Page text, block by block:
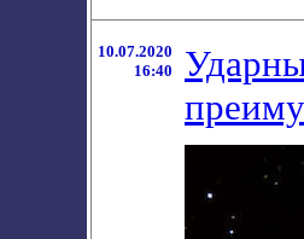
10.07.2020
16:40